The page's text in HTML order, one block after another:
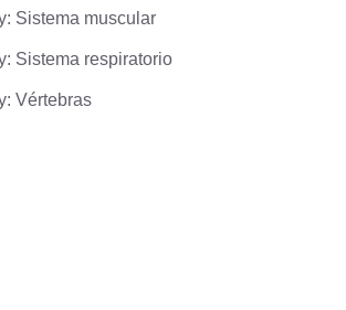
Sistema muscular
Sistema respiratorio
Vértebras